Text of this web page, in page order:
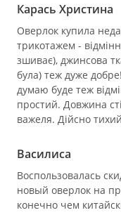
Карась Христина
Оверлок купила
трикотажем -
зшиває), джинсова
була) теж дуже
думаю буде теж
простий. Довжина
важеля. Дійсно
Василиса
Воспользовалась
новый оверлок на
конечно чем